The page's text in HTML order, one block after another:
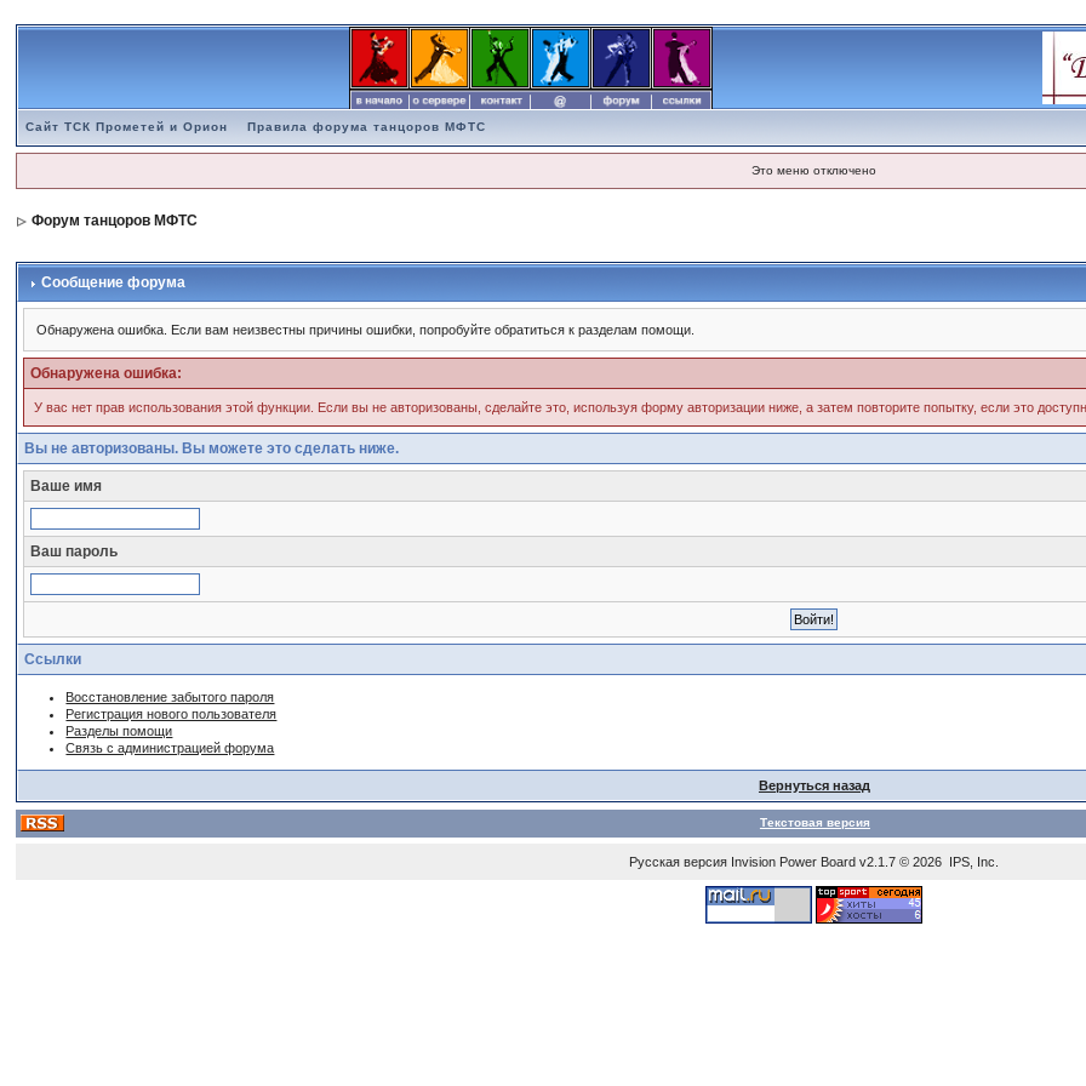
Сайт ТСК Прометей и Орион Правила форума танцоров МФТС
Это меню отключено
Форум танцоров МФТС
Сообщение форума
Обнаружена ошибка. Если вам неизвестны причины ошибки, попробуйте обратиться к разделам помощи.
Обнаружена ошибка:
У вас нет прав использования этой функции. Если вы не авторизованы, сделайте это, используя форму авторизации ниже, а затем повторите попытку, если это
Вы не авторизованы. Вы можете это сделать ниже.
Ваше имя
Ваш пароль
Ссылки
Восстановление забытого пароля
Регистрация нового пользователя
Разделы помощи
Связь с администрацией форума
Вернуться назад
Текстовая версия
Русская версия Invision Power Board v2.1.7 © 2026 IPS, Inc.